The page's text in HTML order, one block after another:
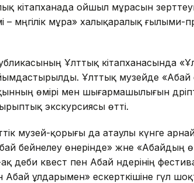
кітапханада ойшыл мұрасын
– мәңгілік мұра» халықаралық ғылыми-
Ұлттық кітапханасында
Ұлттық музейде «Абай
өмірі мен шығармашылығын
экскурсиясы өтті.
музей-қорығы да атаулы күнге
бейнелеу өнерінде» және «Абайдың
квест пен Абай әндерінің
ұлдарымен» ескерткішіне гүл